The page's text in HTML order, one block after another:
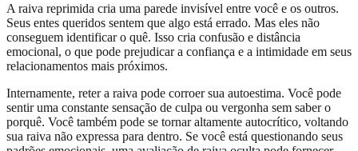
A raiva reprimida cria uma parede invisível entre você e os outros.
Seus entes queridos sentem que algo está errado. Mas eles não
conseguem identificar o quê. Isso cria confusão e distância
emocional, o que pode prejudicar a confiança e a intimidade em seus
relacionamentos mais próximos.
Internamente, reter a raiva pode corroer sua autoestima. Você pode
sentir uma constante sensação de culpa ou vergonha sem saber o
porquê. Você também pode se tornar altamente autocrítico, voltando
sua raiva não expressa para dentro. Se você está questionando seus